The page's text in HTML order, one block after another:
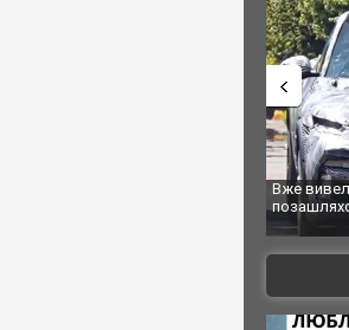
Вже вивели на тести: Ferrari готує оновлення